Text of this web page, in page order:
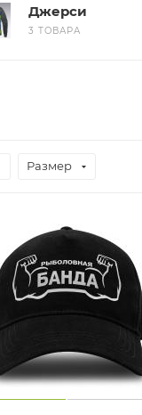
Джерси
3 ТОВАРА
Размер